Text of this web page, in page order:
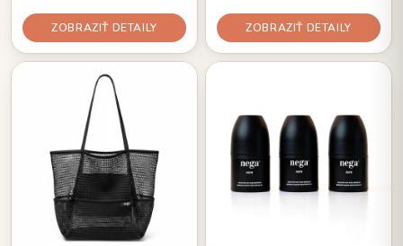
ZOBRAZIŤ DETAILY ZOBRAZIŤ DETAILY